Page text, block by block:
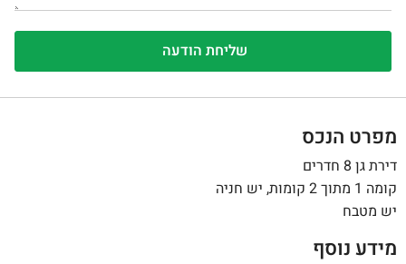
1/0
מפרט הנכס
דירת גן 8 חדרים
קומה 1 מתוך 2 קומות, יש חניה
יש מטבח
מידע נוסף